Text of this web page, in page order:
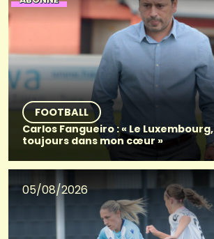
FOOTBALL
Carlos Fangueiro : « Le Luxembourg,
toujours dans mon cœur »
05/08/2026